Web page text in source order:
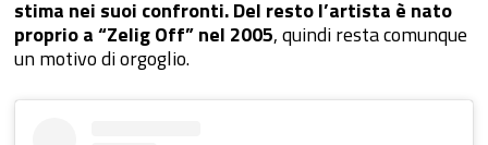
stima nei suoi confronti. Del resto l’artista è nato
proprio a “Zelig Off” nel 2005, quindi resta comunque
un motivo di orgoglio.